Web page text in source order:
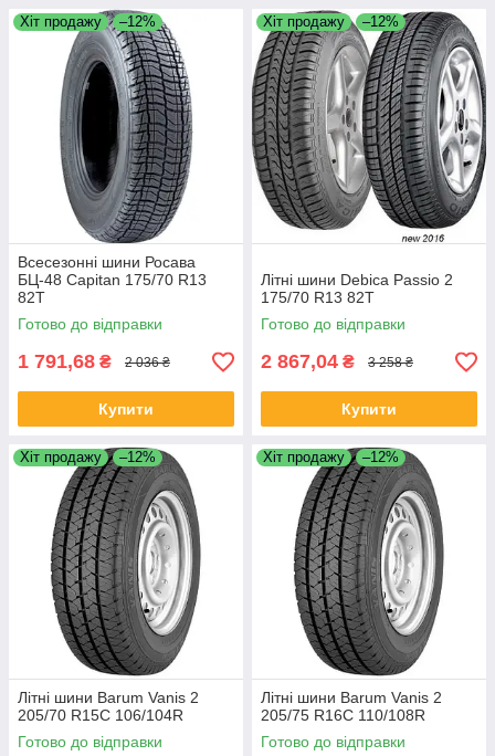
Хіт продажу –12%
Всесезонні шини Росава
БЦ-48 Capitan 175/70 R13
82T
Готово до відправки
1 791,68 ₴ 2 036 ₴
Купити
Хіт продажу –12%
Літні шини Debica Passio 2
175/70 R13 82T
Готово до відправки
2 867,04 ₴ 3 258 ₴
Купити
Хіт продажу –12%
Літні шини Barum Vanis 2
205/70 R15C 106/104R
Готово до відправки
Хіт продажу –12%
Літні шини Barum Vanis 2
205/75 R16C 110/108R
Готово до відправки